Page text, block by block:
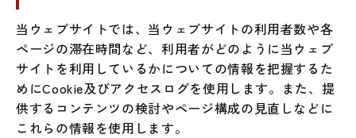
当ウェブサイトでは、当ウェブサイトの利用者数や各
ページの滞在時間など、利用者がどのように当ウェブ
サイトを利用しているかについての情報を把握するた
めにCookie及びアクセスログを使用します。また、提
供するコンテンツの検討やページ構成の見直しなどに
これらの情報を使用します。